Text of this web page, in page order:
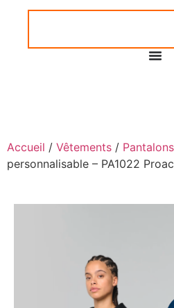
Accueil / Vêtements / Pantalons
personnalisable – PA1022